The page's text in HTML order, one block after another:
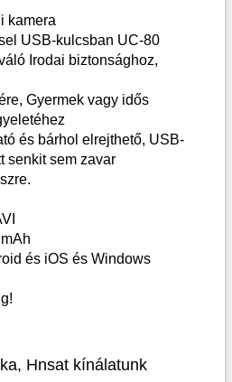
kamera
USB-kulcsban UC-80
Irodai biztonsághoz,
Gyermek vagy idős
és bárhol elrejthető, USB-
senkit sem zavar
és iOS és Windows
Hnsat kínálatunk